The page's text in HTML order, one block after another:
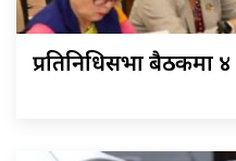
प्रतिनिधिसभा बैठकमा